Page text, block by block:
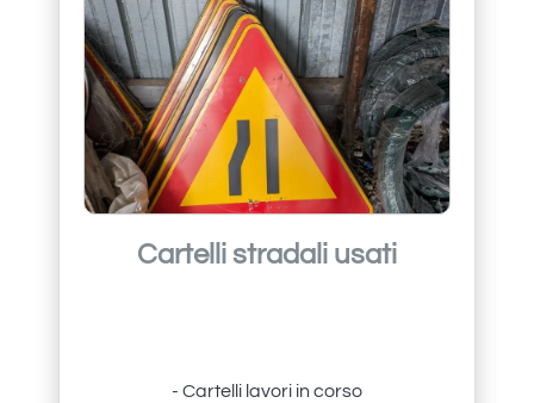
Cartelli stradali usati
- Cartelli lavori in corso